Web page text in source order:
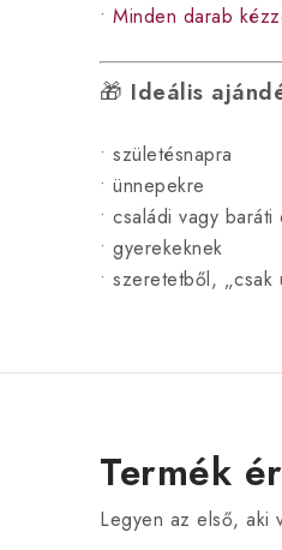
• Minden darab
🎁 Ideális
• születésnapra
• ünnepekre
• családi vagy
• gyerekeknek
• szeretetből, „csak
Termék
Legyen az első, aki